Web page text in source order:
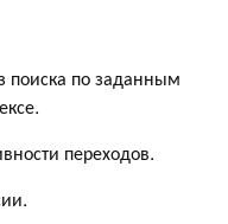
поиска по заданным
переходов.